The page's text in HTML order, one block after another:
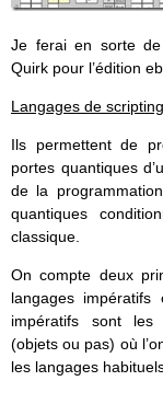
Je ferai en sorte
Quirk pour l’édition
Langages de scripting
Ils permettent de
portes quantiques
de la
quantiques
classique.
On compte deux
langages
impératifs sont les
(objets ou pas) où
les langages